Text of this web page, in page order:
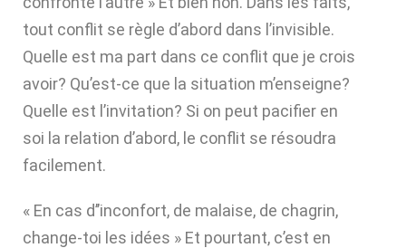
tout conflit se règle d’abord dans l’invisible.
Quelle est ma part dans ce conflit que je crois
avoir? Qu’est-ce que la situation m’enseigne?
Quelle est l’invitation? Si on peut pacifier en
soi la relation d’abord, le conflit se résoudra
facilement.
« En cas d’’inconfort, de malaise, de chagrin,
change-toi les idées » Et pourtant, c’est en